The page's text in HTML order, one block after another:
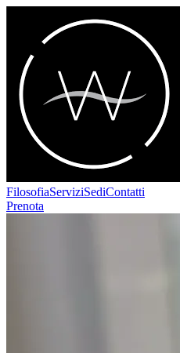
FilosofiaServiziSediContatti
Prenota